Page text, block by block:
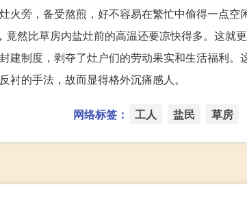
火旁，备受熬煎，好不容易在繁忙中偷得一点
竟然比草房内盐灶前的高温还要凉快得多。这就
建制度，剥夺了灶户们的劳动果实和生活福利
的手法，故而显得格外沉痛感人。
网络标签： 工人 盐民 草房